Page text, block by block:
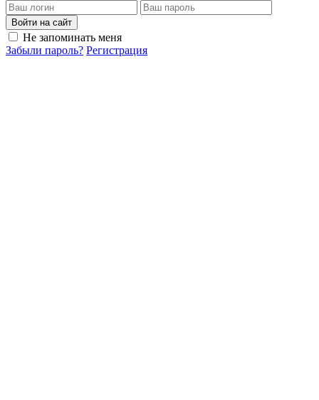
Войти на сайт
Не запоминать меня
Забыли пароль? Регистрация